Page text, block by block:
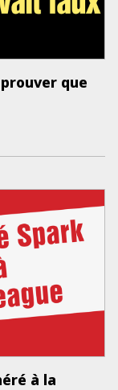
que
à la